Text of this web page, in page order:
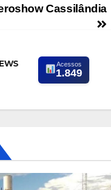
Cassilândia
Acessos
1.849